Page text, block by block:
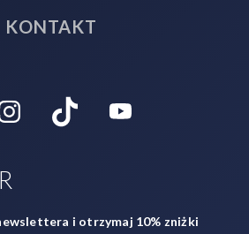
KONTAKT
i otrzymaj 10% zniżki